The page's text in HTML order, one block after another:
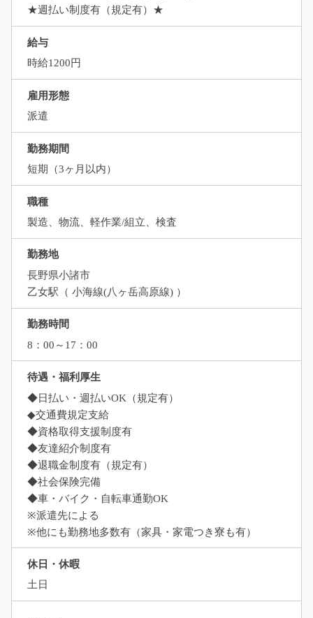
★週払い制度有（規定有）★
給与
時給1200円
雇用形態
派遣
勤務期間
短期（3ヶ月以内）
職種
製造、物流、軽作業/組立、検査
勤務地
長野県小諸市
乙女駅（ 小海線(八ヶ岳高原線) ）
勤務時間
8：00～17：00
待遇・福利厚生
◆日払い・週払いOK（規定有）
◆交通費規定支給
◆資格取得支援制度有
◆友達紹介制度有
◆退職金制度有（規定有）
◆社会保険完備
◆車・バイク・自転車通勤OK
※派遣先による
※他にも勤務地多数有（家具・家電つき寮も有）
休日・休暇
土日